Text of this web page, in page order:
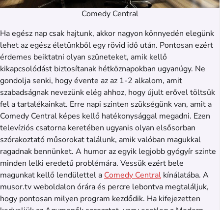
Comedy Central
Ha egész nap csak hajtunk, akkor nagyon könnyedén elegünk
lehet az egész életünkből egy rövid idő után. Pontosan ezért
érdemes beiktatni olyan szüneteket, amik kellő
kikapcsolódást biztosítanak hétköznapokban ugyanúgy. Ne
gondolja senki, hogy évente az az 1-2 alkalom, amit
szabadságnak nevezünk elég ahhoz, hogy újult erővel töltsük
fel a tartalékainkat. Erre napi szinten szükségünk van, amit a
Comedy Central képes kellő hatékonysággal megadni. Ezen
televíziós csatorna keretében ugyanis olyan elsősorban
szórakoztató műsorokat találunk, amik valóban magukkal
ragadnak bennünket. A humor az egyik legjobb gyógyír szinte
minden lelki eredetű problémára. Vessük ezért bele
magunkat kellő lendülettel a Comedy Central kínálatába. A
musor.tv weboldalon órára és percre lebontva megtaláljuk,
hogy pontosan milyen program kezdődik. Ha kifejezetten